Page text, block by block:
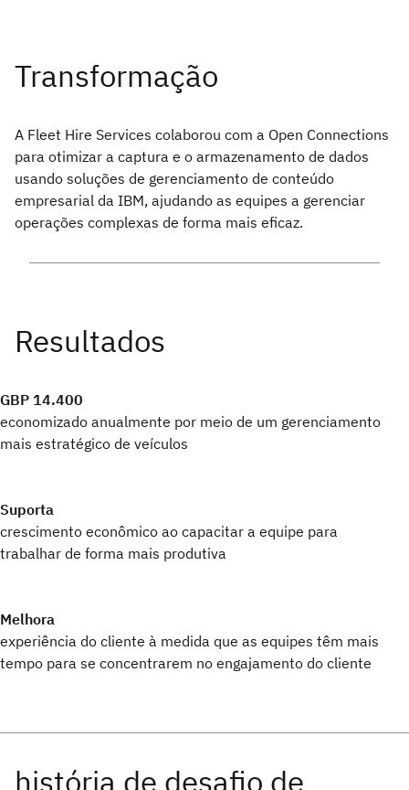
A Fleet Hire Services colaborou com a Open Connections
para otimizar a captura e o armazenamento de dados
usando soluções de gerenciamento de conteúdo
empresarial da IBM, ajudando as equipes a gerenciar
operações complexas de forma mais eficaz.
GBP 14.400
economizado anualmente por meio de um gerenciamento
mais estratégico de veículos
Suporta
crescimento econômico ao capacitar a equipe para
trabalhar de forma mais produtiva
Melhora
experiência do cliente à medida que as equipes têm mais
tempo para se concentrarem no engajamento do cliente